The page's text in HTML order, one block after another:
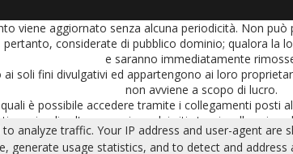
viene aggiornato senza alcuna periodicità. Non
considerate di pubblico dominio; qualora la
e saranno immediatamente
soli fini divulgativi ed appartengono ai loro
non avviene a scopo di lucro.
è possibile accedere tramite i collegamenti
non implica l'approvazione dei siti stessi, sulla cui
nei commenti e per i loro contenuti.
civile e penale.
analyze traffic. Your IP address and user-agent
generate usage statistics, and to detect and address